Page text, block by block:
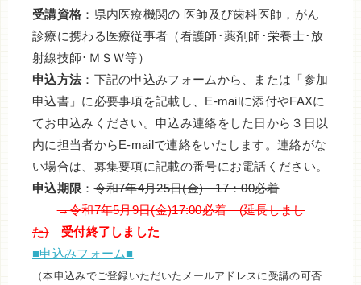
受講資格 ：県内医療機関の 医師及び歯科医師，がん
診療に携わる医療従事者（看護師･薬剤師･栄養士･放
射線技師･ＭＳＷ等）
申込方法：下記の申込みフォームから、または「参加
申込書」に必要事項を記載し、E-mailに添付やFAXに
てお申込みください。申込み連絡をした日から３日以
内に担当者からE-mailで連絡をいたします。連絡がな
い場合は、募集要項に記載の番号にお電話ください。
申込期限 ：令和7年4月25日(金) 17：00必着
→令和7年5月9日(金)17:00必着 (延長しまし
た)
受付終了しました
■申込みフォーム■
（本申込みでご登録いただいたメールアドレスに受講の可否